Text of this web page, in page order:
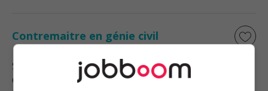
Contremaitre en génie civil
Saint-Laurent
, QC
Construction, production et